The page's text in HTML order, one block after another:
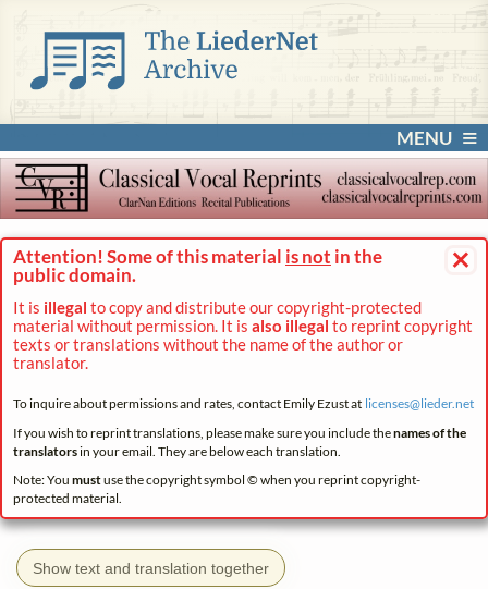
MENU
×
Attention! Some of this material is not in the
public domain.
It is illegal to copy and distribute our copyright-protected
material without permission. It is also illegal to reprint copyright
texts or translations without the name of the author or
translator.
To inquire about permissions and rates, contact Emily Ezust at licenses@lieder.net
If you wish to reprint translations, please make sure you include thenames of the
translatorsin your email. They are below each translation.
Note: You mustuse the copyright symbol © when you reprint copyright-
protected material.
Show text and translation together